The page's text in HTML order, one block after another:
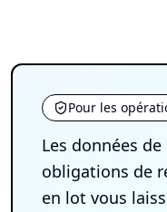
Pour les
Les données
obligations de
en lot vous